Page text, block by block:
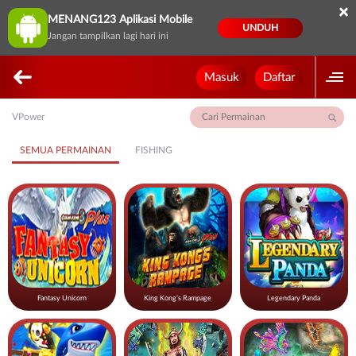
MENANG123 Aplikasi Mobile
Jangan tampilkan lagi hari ini
UNDUH
×
Masuk Daftar
VPower
SEMUA PERMAINAN FISHING
Fantasy Unicorn King Kong’s Rampage Legendary Panda